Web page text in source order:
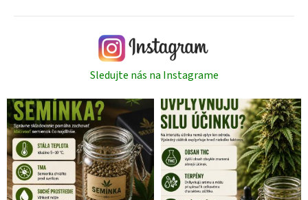
Sledujte nás na Instagrame